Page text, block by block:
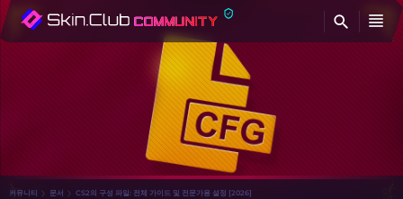
커뮤니티 문서 CS2의 구성 파일: 전체 가이드 및 전문가용 설정 [2026]